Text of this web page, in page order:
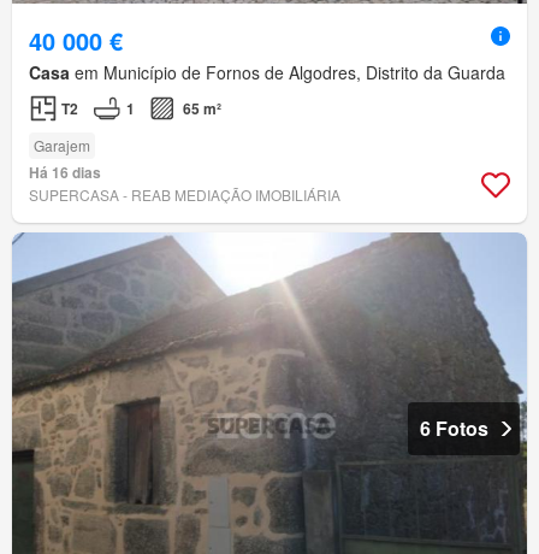
40 000 €
Casa em Município de Fornos de Algodres, Distrito da Guarda
T2 1 65 m²
Garajem
Há 16 dias
SUPERCASA - REAB MEDIAÇÃO IMOBILIÁRIA
6 Fotos